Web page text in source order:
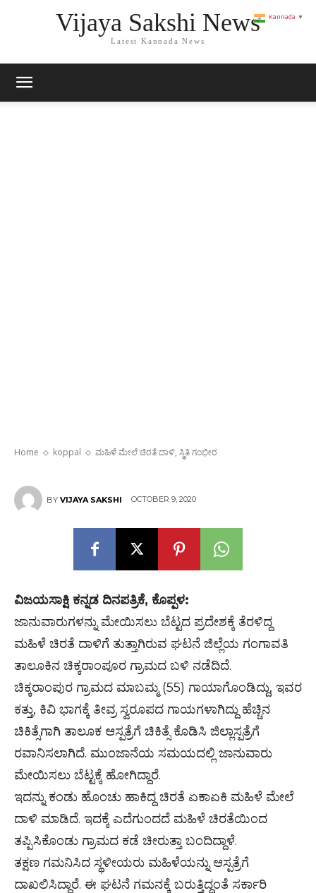
Vijaya Sakshi News
Latest Kannada News
Home koppal ಮಹಿಳೆ ಮೇಲೆ ಚಿರತೆ ದಾಳಿ, ಸ್ಥಿತಿ ಗಂಭೀರ
BY VIJAYA SAKSHI OCTOBER 9, 2020
ವಿಜಯಸಾಕ್ಷಿ ಕನ್ನಡ ದಿನಪತ್ರಿಕೆ, ಕೊಪ್ಪಳ:
ಜಾನುವಾರುಗಳನ್ನು ಮೇಯಿಸಲು ಬೆಟ್ಟದ ಪ್ರದೇಶಕ್ಕೆ ತೆರಳಿದ್ದ
ಮಹಿಳೆ ಚಿರತೆ ದಾಳಿಗೆ ತುತ್ತಾಗಿರುವ ಘಟನೆ ಜಿಲ್ಲೆಯ ಗಂಗಾವತಿ
ತಾಲೂಕಿನ ಚಿಕ್ಕರಾಂಪೂರ ಗ್ರಾಮದ ಬಳಿ ನಡೆದಿದೆ.
ಚಿಕ್ಕರಾಂಪುರ ಗ್ರಾಮದ ಮಾಬಮ್ಮ (55) ಗಾಯಾಗೊಂಡಿದ್ದು, ಇವರ
ಕತ್ತು, ಕಿವಿ ಭಾಗಕ್ಕೆ ತೀವ್ರ ಸ್ವರೂಪದ ಗಾಯಗಳಾಗಿದ್ದು ಹೆಚ್ಚಿನ
ಚಿಕಿತ್ಸೆಗಾಗಿ ತಾಲೂಕ ಆಸ್ಪತ್ರೆಗೆ ಚಿಕಿತ್ಸೆ ಕೊಡಿಸಿ ಜಿಲ್ಲಾಸ್ಪತ್ರೆಗೆ
ರವಾನಿಸಲಾಗಿದೆ. ಮುಂಜಾನೆಯ ಸಮಯದಲ್ಲಿ ಜಾನುವಾರು
ಮೇಯಿಸಲು ಬೆಟ್ಟಕ್ಕೆ ಹೋಗಿದ್ದಾರೆ.
ಇದನ್ನು ಕಂಡು ಹೊಂಚು ಹಾಕಿದ್ದ ಚಿರತೆ ಏಕಾಏಕಿ ಮಹಿಳೆ ಮೇಲೆ
ದಾಳಿ ಮಾಡಿದೆ. ಇದಕ್ಕೆ ಎದೆಗುಂದದೆ ಮಹಿಳೆ ಚಿರತೆಯಿಂದ
ತಪ್ಪಿಸಿಕೊಂಡು ಗ್ರಾಮದ ಕಡೆ ಚೀರುತ್ತಾ ಬಂದಿದ್ದಾಳೆ.
ತಕ್ಷಣ ಗಮನಿಸಿದ ಸ್ಥಳೀಯರು ಮಹಿಳೆಯನ್ನು ಆಸ್ಪತ್ರೆಗೆ
ದಾಖಲಿಸಿದ್ದಾರೆ. ಈ ಘಟನೆ ಗಮನಕ್ಕೆ ಬರುತ್ತಿದ್ದಂತೆ ಸರ್ಕಾರಿ
Kannada ▼